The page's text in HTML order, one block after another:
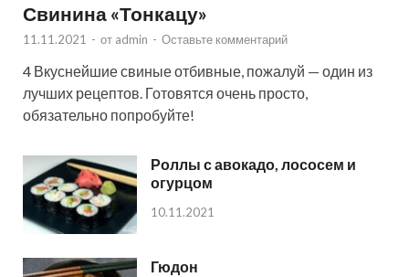
Свинина «Тонкацу»
11.11.2021 - от admin - Оставьте комментарий
4 Вкуснейшие свиные отбивные, пожалуй — один из
лучших рецептов. Готовятся очень просто,
обязательно попробуйте!
Роллы с авокадо, лососем и
огурцом
10.11.2021
Гюдон